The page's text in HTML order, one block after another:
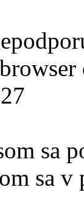
sa
sa v